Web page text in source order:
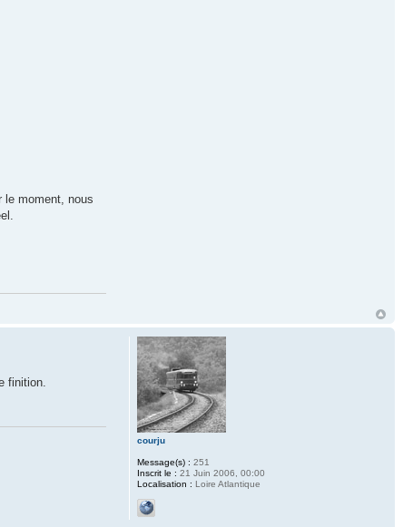
le moment, nous
finition.
courju
Message(s) : 251
Inscrit le : 21 Juin 2006, 00:00
Localisation : Loire Atlantique